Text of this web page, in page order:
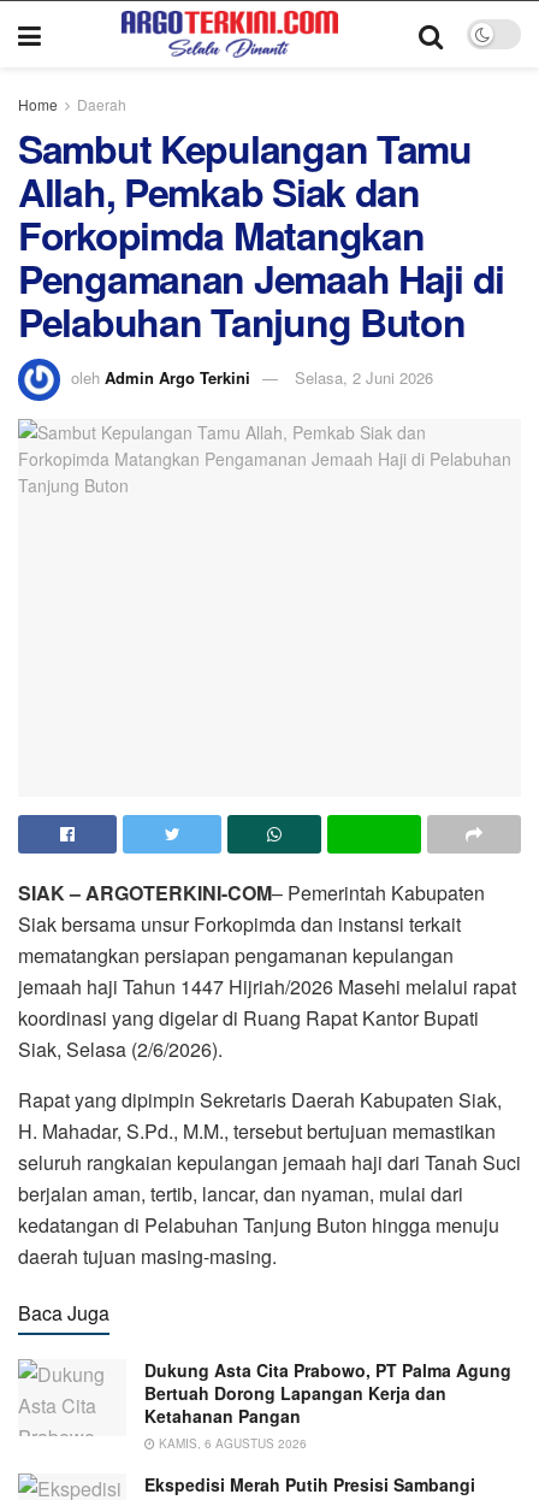
Home Daerah
‎Sambut Kepulangan Tamu
Allah, Pemkab Siak dan
Forkopimda Matangkan
Pengamanan Jemaah Haji di
Pelabuhan Tanjung Buton
oleh Admin Argo Terkini Selasa, 2 Juni 2026
SIAK – ARGOTERKINI-COM– Pemerintah Kabupaten
Siak bersama unsur Forkopimda dan instansi terkait
mematangkan persiapan pengamanan kepulangan
jemaah haji Tahun 1447 Hijriah/2026 Masehi melalui rapat
koordinasi yang digelar di Ruang Rapat Kantor Bupati
Siak, Selasa (2/6/2026).
‎Rapat yang dipimpin Sekretaris Daerah Kabupaten Siak,
H. Mahadar, S.Pd., M.M., tersebut bertujuan memastikan
seluruh rangkaian kepulangan jemaah haji dari Tanah Suci
berjalan aman, tertib, lancar, dan nyaman, mulai dari
kedatangan di Pelabuhan Tanjung Buton hingga menuju
daerah tujuan masing-masing.
Baca Juga
Dukung Asta Cita Prabowo, PT Palma Agung
Bertuah Dorong Lapangan Kerja dan
Ketahanan Pangan
KAMIS, 6 AGUSTUS 2026
Ekspedisi Merah Putih Presisi Sambangi